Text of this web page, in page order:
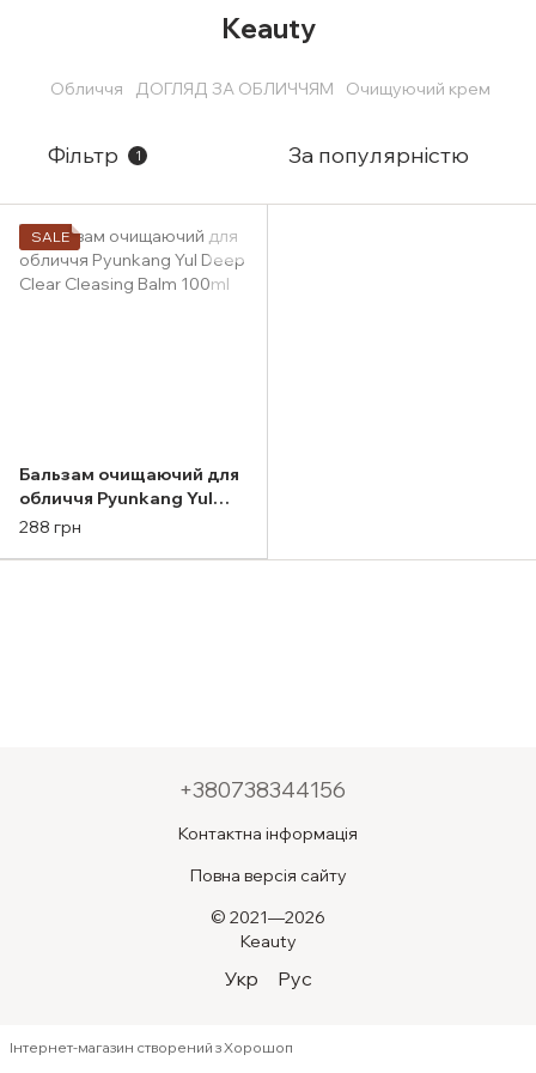
Keauty
Обличчя ДОГЛЯД ЗА ОБЛИЧЧЯМ Очищуючий крем
Фільтр 1 За популярністю
SALE
Бальзам очищаючий для
обличчя Pyunkang Yul
Deep Clear Cleasing Balm
288 грн
+380738344156
Контактна інформація
Повна версія сайту
© 2021—2026
Keauty
Укр Рус
Інтернет-магазин створений з Хорошоп